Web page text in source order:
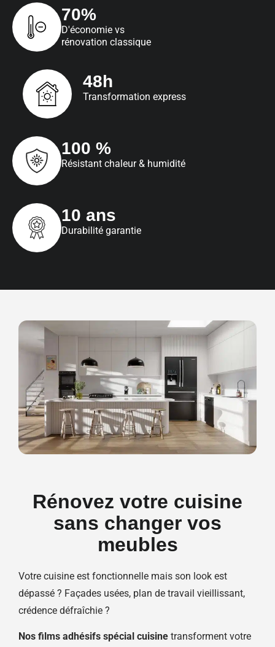
70%
D'économie vs
rénovation classique
48h
Transformation express
100 %
Résistant chaleur & humidité
10 ans
Durabilité garantie
Rénovez votre cuisine
sans changer vos
meubles
Votre cuisine est fonctionnelle mais son look est
dépassé ? Façades usées, plan de travail vieillissant,
crédence défraîchie ?
Nos films adhésifs spécial cuisine transforment votre